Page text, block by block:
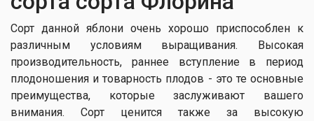
Сорт данной яблони очень хорошо приспособлен к
различным условиям выращивания. Высокая
производительность, раннее вступление в период
плодоношения и товарность плодов - это те основные
преимущества, которые заслуживают вашего
внимания. Сорт ценится также за высокую